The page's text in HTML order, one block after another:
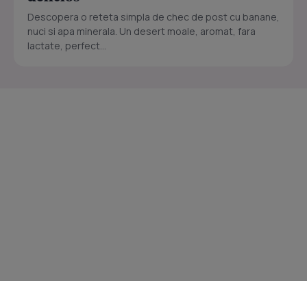
Descopera o reteta simpla de chec de post cu banane,
nuci si apa minerala. Un desert moale, aromat, fara
lactate, perfect...